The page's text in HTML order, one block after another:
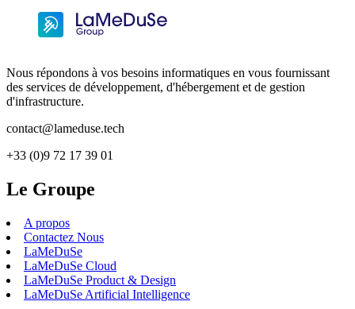
Nous répondons à vos besoins informatiques en vous fournissant
des services de développement, d'hébergement et de gestion
d'infrastructure.
contact@lameduse.tech
+33 (0)9 72 17 39 01
Le Groupe
A propos
Contactez Nous
LaMeDuSe
LaMeDuSe Cloud
LaMeDuSe Product & Design
LaMeDuSe Artificial Intelligence